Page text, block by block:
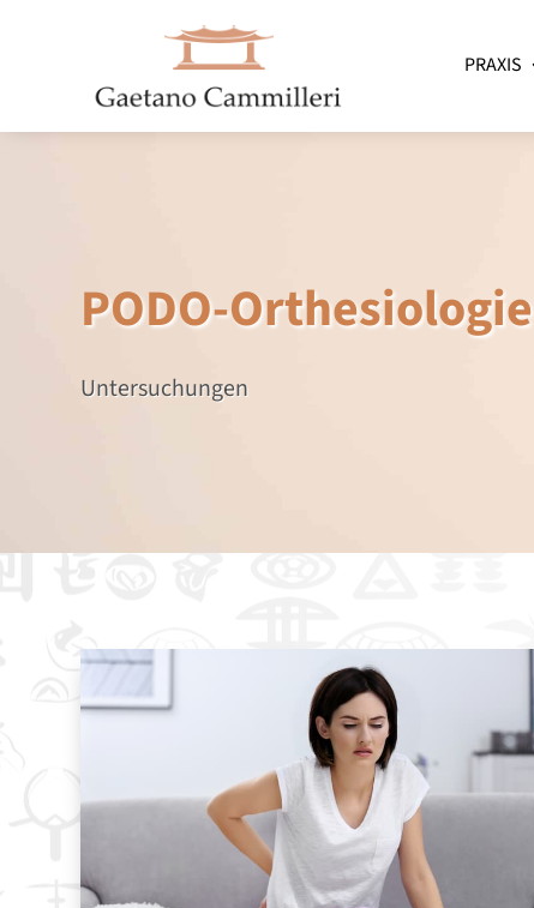
PRAXIS
PODO-Orthesiologie
Untersuchungen